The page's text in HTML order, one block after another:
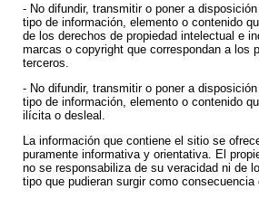
- No difundir, transmitir o poner a
tipo de información, elemento o contenido
de los derechos de propiedad intelectual e
marcas o copyright que correspondan a los
terceros.
- No difundir, transmitir o poner a
tipo de información, elemento o contenido
ilícita o desleal.
La información que contiene el sitio se
puramente informativa y orientativa. El
no se responsabiliza de su veracidad ni de
tipo que pudieran surgir como